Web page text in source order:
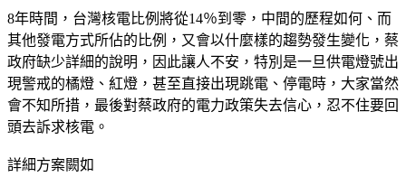
8年時間，台灣核電比例將從14％到零，中間的歷程如何、而
其他發電方式所佔的比例，又會以什麼樣的趨勢發生變化，蔡
政府缺少詳細的說明，因此讓人不安，特別是一旦供電燈號出
現警戒的橘燈、紅燈，甚至直接出現跳電、停電時，大家當然
會不知所措，最後對蔡政府的電力政策失去信心，忍不住要回
頭去訴求核電。
詳細方案闕如